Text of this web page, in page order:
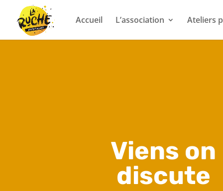
Accueil L’association Ateliers
Viens on
discute